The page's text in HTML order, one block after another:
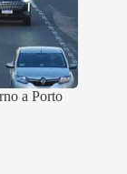
a Porto